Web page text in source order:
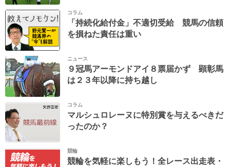
コラム
「持続化給付金」不適切受給 競馬の信頼
を損ねた責任は重い
ニュース
９冠馬アーモンドアイ８票届かず 顕彰馬
は２３年以降に持ち越し
コラム
マルシュロレーヌに特別賞を与えるべきだ
ったのか？
競輪
競輪を気軽に楽しもう！全レース出走表・